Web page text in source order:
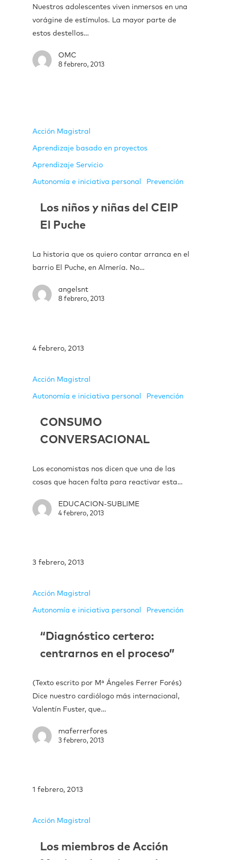
Nuestros adolescentes viven inmersos en una
vorágine de estímulos. La mayor parte de
estos destellos…
OMC
8 febrero, 2013
Acción Magistral
Aprendizaje basado en proyectos
Aprendizaje Servicio
Autonomía e iniciativa personal Prevención
Los niños y niñas del CEIP
El Puche
La historia que os quiero contar arranca en el
barrio El Puche, en Almería. No…
angelsnt
8 febrero, 2013
4 febrero, 2013
Acción Magistral
Autonomía e iniciativa personal Prevención
CONSUMO
CONVERSACIONAL
Los economistas nos dicen que una de las
cosas que hacen falta para reactivar esta…
EDUCACION-SUBLIME
4 febrero, 2013
3 febrero, 2013
Acción Magistral
Autonomía e iniciativa personal Prevención
“Diagnóstico certero:
centrarnos en el proceso”
(Texto escrito por Mª Ángeles Ferrer Forés)
Dice nuestro cardiólogo más internacional,
Valentín Fuster, que…
maferrerfores
3 febrero, 2013
1 febrero, 2013
Acción Magistral
Los miembros de Acción